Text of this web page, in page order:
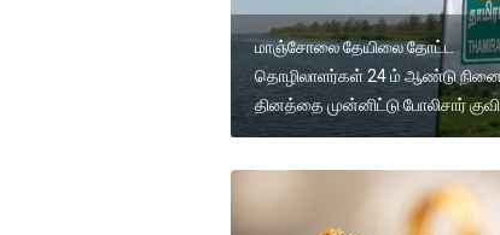
மாஞ்சோலை தேயிலை தோட்ட
தொழிலாளர்கள் 24 ம் ஆண்டு
தினத்தை முன்னிட்டு போலிசார்